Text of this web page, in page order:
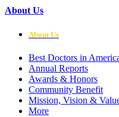
About Us
About Us
Best Doctors in
Annual Reports
Awards & Honors
Community Benefit
Mission, Vision &
More